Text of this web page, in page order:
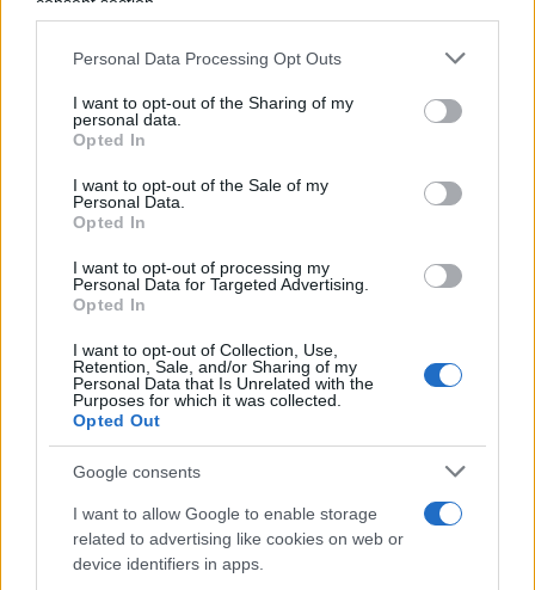
Personal Data Processing Opt Outs
I want to opt-out of the Sharing of my
personal data.
Opted In
I want to opt-out of the Sale of my
Personal Data.
Opted In
I want to opt-out of processing my
Personal Data for Targeted Advertising.
Opted In
I want to opt-out of Collection, Use,
Retention, Sale, and/or Sharing of my
Personal Data that Is Unrelated with the
Purposes for which it was collected.
Opted Out
Google consents
I want to allow Google to enable storage
related to advertising like cookies on web or
device identifiers in apps.
“Non sempre condividiamo le sue
posizioni”. Pure l’Onu scarica
Albanese
14 Febbraio 2026, 16:16